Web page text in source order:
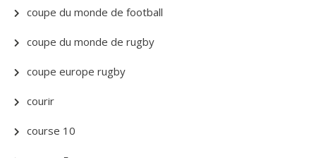
coupe du monde de football
coupe du monde de rugby
coupe europe rugby
courir
course 10